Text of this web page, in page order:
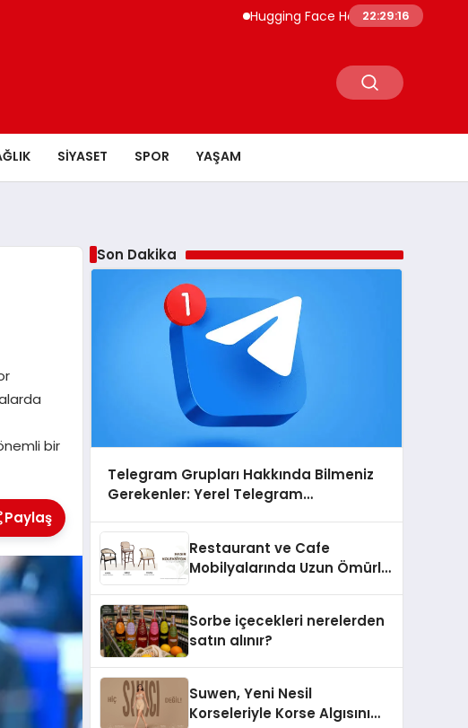
Hugging Face Hackleyen OpenAI Ajanı
22:29:17
SIYASET SPOR YAŞAM
bir
Paylaş
Son Dakika
Telegram Grupları Hakkında Bilmeniz
Gerekenler: Yerel Telegram
Ulaşın
Restaurant ve Cafe
Mobilyalarında Uzun Ömürlü
Sorbe içecekleri nerelerden
satın alınır?
Suwen, Yeni Nesil
Korseleriyle Korse Algısını